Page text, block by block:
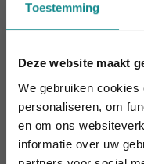
Toestemming
Deze website maakt
We gebruiken
personaliseren, om
en om ons
informatie over uw
Laatste week!